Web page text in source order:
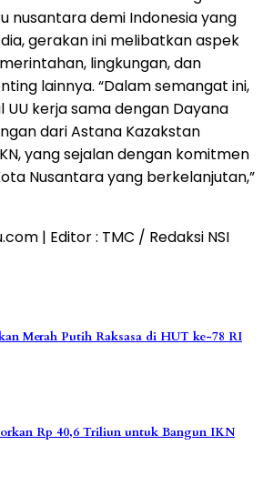
nusantara demi Indonesia yang
gerakan ini melibatkan aspek
lingkungan, dan
lainnya. “Dalam semangat ini,
UU kerja sama dengan Dayana
dari Astana Kazakstan
yang sejalan dengan komitmen
Nusantara yang berkelanjutan,”
| Editor : TMC / Redaksi NSI
Merah Putih Raksasa di HUT ke-78 RI
Rp 40,6 Triliun untuk Bangun IKN